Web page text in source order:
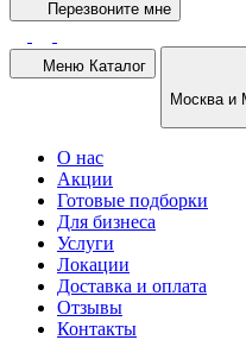
Перезвоните мне
Меню Каталог
Москва и
О нас
Акции
Готовые подборки
Для бизнеса
Услуги
Локации
Доставка и оплата
Отзывы
Контакты